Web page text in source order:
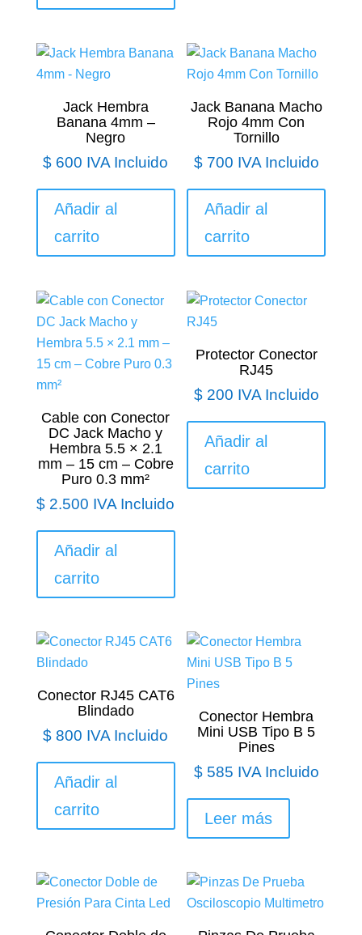
Las
opciones
se
pueden
página
Jack Hembra
Banana 4mm –
Negro
$ 600 IVA Incluido
Añadir al
carrito
Jack Banana Macho
Rojo 4mm Con
Tornillo
$700 IVA Incluido
Añadir al
carrito
Cable con Conector
DC Jack Macho y
Hembra 5.5 × 2.1
mm – 15 cm – Cobre
Puro 0.3 mm²
$ 2.500 IVA Incluido
Añadir al
carrito
Protector Conector
RJ45
$200 IVA Incluido
Añadir al
carrito
Conector RJ45 CAT6
Blindado
$ 800 IVA Incluido
Añadir al
carrito
Conector Hembra
Mini USB Tipo B 5
Pines
$585 IVA Incluido
Leer más